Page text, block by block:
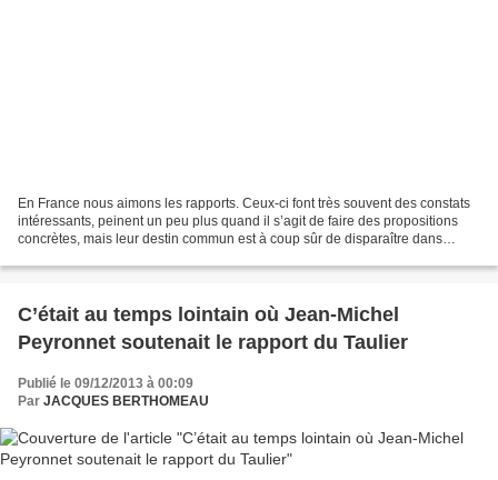
En France nous aimons les rapports. Ceux-ci font très souvent des constats
intéressants, peinent un peu plus quand il s’agit de faire des propositions
concrètes, mais leur destin commun est à coup sûr de disparaître dans
C’était au temps lointain où Jean-Michel
Peyronnet soutenait le rapport du Taulier
Publié le 09/12/2013 à 00:09
Par JACQUES BERTHOMEAU